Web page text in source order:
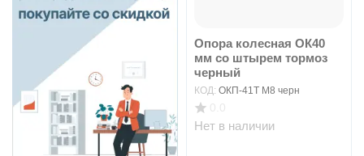
Опора колесная ОК40
мм со штырем тормоз
черный
КОД: ОКП-41Т М8 черн
Нет в наличии